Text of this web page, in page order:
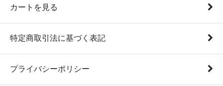
カートを見る
特定商取引法に基づく表記
プライバシーポリシー